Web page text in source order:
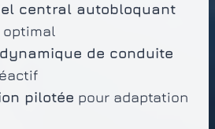
central autobloquant
optimal
de conduite
pilotée pour adaptation